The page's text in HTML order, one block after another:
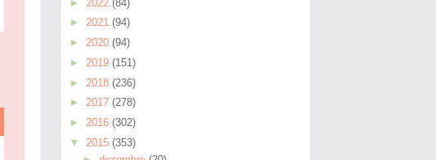
► 2022 (84)
► 2021 (94)
► 2020 (94)
► 2019 (151)
► 2018 (236)
► 2017 (278)
► 2016 (302)
▼
2015 (353)